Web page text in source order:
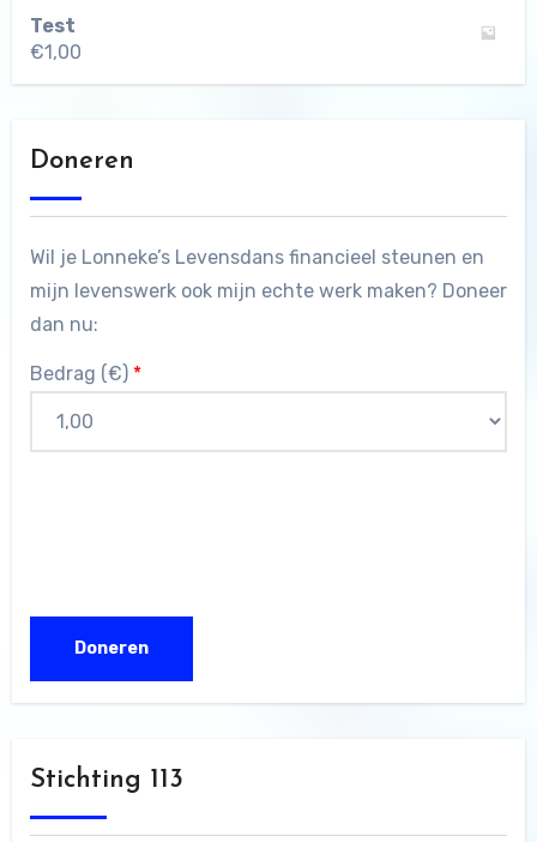
Test
€1,00
Doneren
Wil je Lonneke’s Levensdans financieel steunen en
mijn levenswerk ook mijn echte werk maken? Doneer
dan nu:
Bedrag (€) *
Stichting 113